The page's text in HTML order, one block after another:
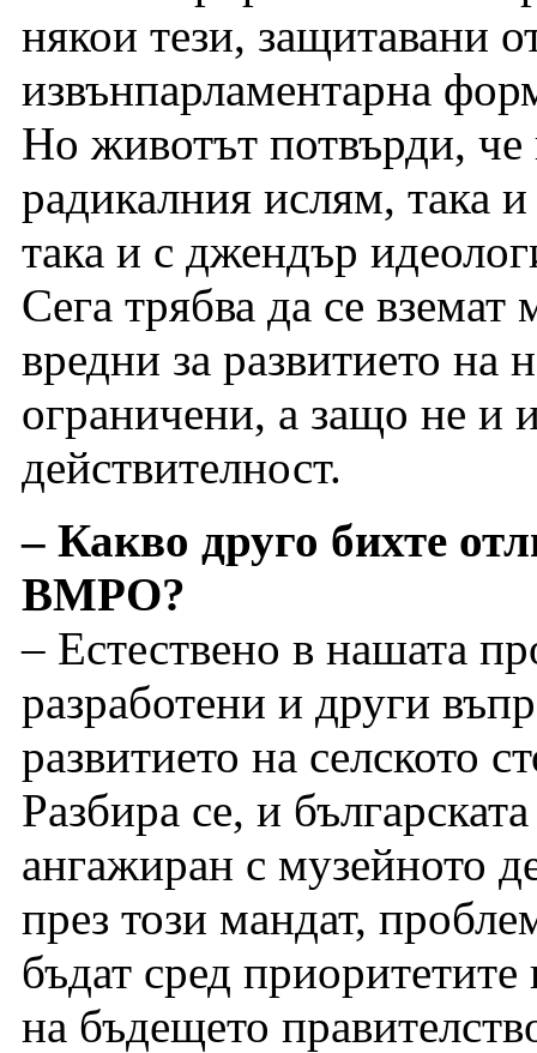
някои тези, защитавани
извънпарламентарна
Но животът потвърди,
радикалния ислям, така
така и с джендър
Сега трябва да се
вредни за развитието на
ограничени, а защо не и
действителност.
– Какво друго бихте
ВМРО?
– Естествено в нашата
разработени и други
развитието на селското
Разбира се, и
ангажиран с музейното
през този мандат,
бъдат сред
на бъдещето